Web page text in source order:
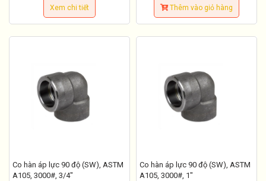
Xem chi tiết Thêm vào giỏ hàng
Co hàn áp lực 90 độ (SW), ASTM
A105, 3000#, 3/4"
Co hàn áp lực 90 độ (SW), ASTM
A105, 3000#, 1"